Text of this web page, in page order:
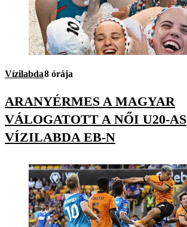
Vízilabda8 órája
ARANYÉRMES A MAGYAR
VÁLOGATOTT A NŐI U20-AS
VÍZILABDA EB-N